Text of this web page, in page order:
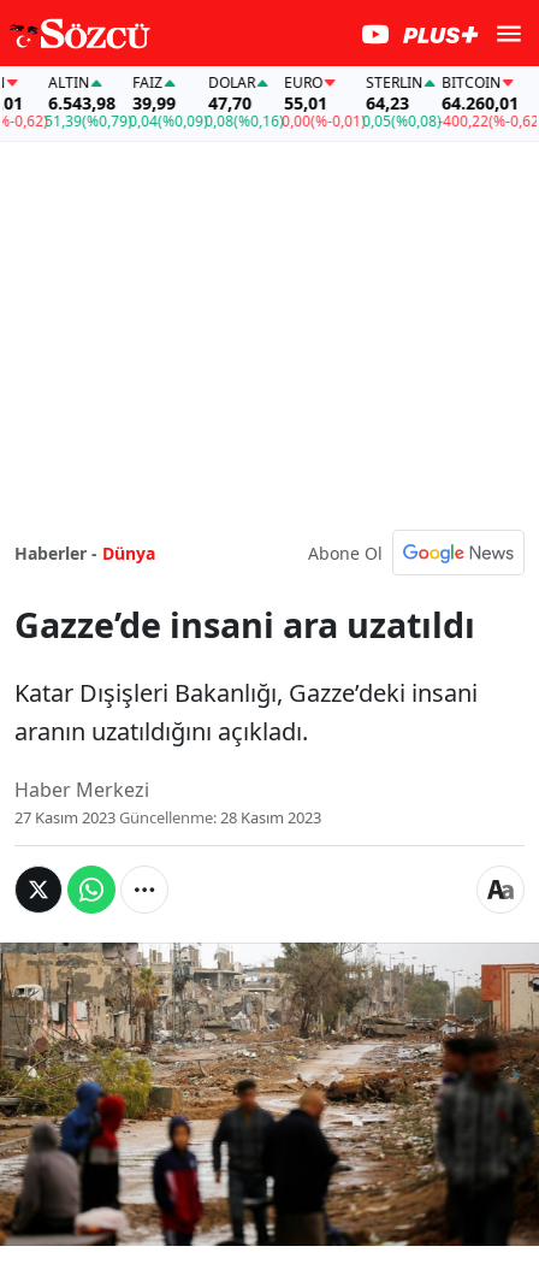
ALTIN
6.543,98
51,39(%0,79)
FAİZ
39,99
0,04(%0,09)
DOLAR
47,70
0,08(%0,16)
EURO
55,01
0,00(%-0,01)
STERLIN
64,23
0,05(%0,08)
BITCOIN
64.260,01
-400,22(%-0,62)
Haberler - Dünya Abone Ol
Gazze’de insani ara uzatıldı
Katar Dışişleri Bakanlığı, Gazze’deki insani
aranın uzatıldığını açıkladı.
Haber Merkezi
27 Kasım 2023Güncellenme:28 Kasım 2023
Katar Dışişleri Bakanlığı,
Gazze’deki insani aranın
uzatıldığını açıkladı.